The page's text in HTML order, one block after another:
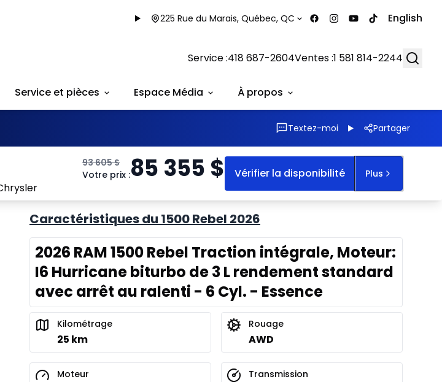
225 Rue du Marais, Québec, QC English
Service :418 687-2604Ventes :1 581 814-2244
Service et pièces Espace Média À propos
Textez-moi Partager
93 605$
Votre prix :85 355 $ Vérifier la disponibilité Plus
Caractéristiques du 1500 Rebel 2026
2026 RAM 1500 Rebel Traction intégrale, Moteur:
I6 Hurricane biturbo de 3 L rendement standard
avec arrêt au ralenti - 6 Cyl. - Essence
Kilométrage
25 km
Rouage
AWD
Moteur Transmission